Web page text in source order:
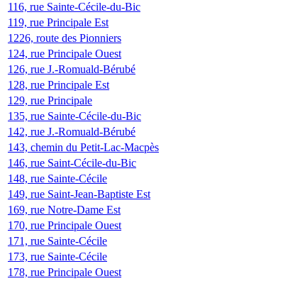
116, rue Sainte-Cécile-du-Bic
119, rue Principale Est
1226, route des Pionniers
124, rue Principale Ouest
126, rue J.-Romuald-Bérubé
128, rue Principale Est
129, rue Principale
135, rue Sainte-Cécile-du-Bic
142, rue J.-Romuald-Bérubé
143, chemin du Petit-Lac-Macpès
146, rue Saint-Cécile-du-Bic
148, rue Sainte-Cécile
149, rue Saint-Jean-Baptiste Est
169, rue Notre-Dame Est
170, rue Principale Ouest
171, rue Sainte-Cécile
173, rue Sainte-Cécile
178, rue Principale Ouest